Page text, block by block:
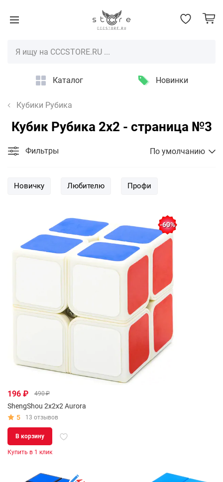
Каталог Новинки
Кубики Рубика
Кубик Рубика 2x2 - страница №3
Фильтры По умолчанию
Новичку Любителю Профи
-60%
196 ₽ 490 ₽
ShengShou 2x2x2 Aurora
5
13 отзывов
В корзину
Купить в 1 клик